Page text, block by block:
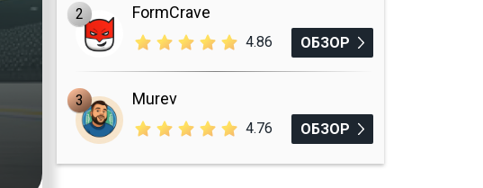
2 FormCrave
4.86 ОБЗОР
3 Murev
4.76 ОБЗОР